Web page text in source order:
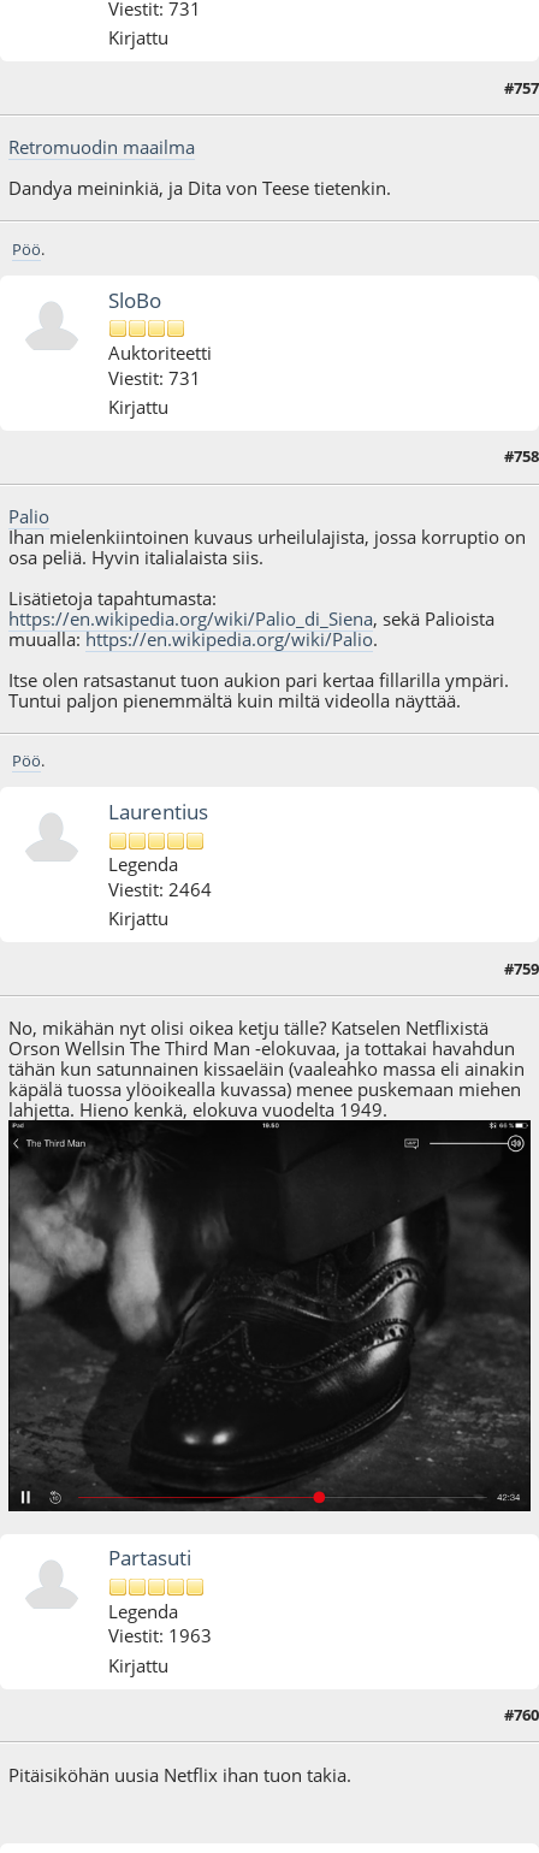
Viestit: 731
Kirjattu
#757
Retromuodin maailma
Dandya meininkiä, ja Dita von Teese tietenkin.
Pöö.
SloBo
Auktoriteetti
Viestit: 731
Kirjattu
#758
Palio
Ihan mielenkiintoinen kuvaus urheilulajista, jossa korruptio on
osa peliä. Hyvin italialaista siis.
Lisätietoja tapahtumasta:
https://en.wikipedia.org/wiki/Palio_di_Siena, sekä Palioista
muualla:https://en.wikipedia.org/wiki/Palio.
Itse olen ratsastanut tuon aukion pari kertaa fillarilla ympäri.
Tuntui paljon pienemmältä kuin miltä videolla näyttää.
Pöö.
Laurentius
Legenda
Viestit: 2464
Kirjattu
#759
No, mikähän nyt olisi oikea ketju tälle? Katselen Netflixistä
Orson Wellsin The Third Man -elokuvaa, ja tottakai havahdun
tähän kun satunnainen kissaeläin (vaaleahko massa eli ainakin
käpälä tuossa ylöoikealla kuvassa) menee puskemaan miehen
lahjetta. Hieno kenkä, elokuva vuodelta 1949.
Partasuti
Legenda
Viestit: 1963
Kirjattu
#760
Pitäisiköhän uusia Netflix ihan tuon takia.